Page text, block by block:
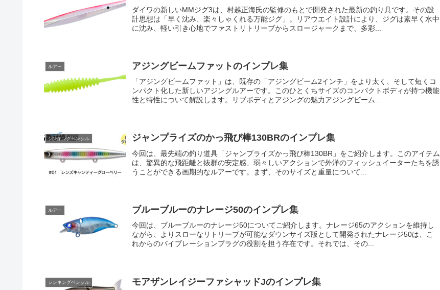
ダイワの新しいMMジグ3は、村越正海氏の監修のもとで開発された最新の釣り具です。その設
計思想は「早く沈み、楽々しゃくれる万能ジグ」。リアウエイト設計により、ジグは素早く水中
に沈み、軽い引き心地でファストリトリーブからスロージャークまで、多彩...
ルアー アジングビームファットのインプレ集
「アジングビームファット」は、既存の「アジングビーム2インチ」をより太く、そして短くコ
ンパクト化した新しいアジングルアーです。このひとくちサイズのコンパクトボディが持つ機能
性と特性について解説します。リブボディとアジングの魅力アジングビーム...
シンキングペンシル ジャンプライズのかっ飛び棒130BRのインプレ集
今回は、最先端の釣り道具「ジャンプライズかっ飛び棒130BR」をご紹介します。このアイテム
は、驚異的な飛距離と抜群の安定感、弱々しいアクションで外洋のフィッシュイーターたちを誘
うことができる画期的なルアーです。まず、そのサイズと重量について...
ルアー ブルーブルーのナレージ50のインプレ集
今回は、ブルーブルーのナレージ50についてご紹介します。ナレージ65のアクションを維持し
ながら、よりスローなリトリーブが可能なダウンサイズ版として開発されたナレージ50は、こ
れからのバイブレーションプラグの役割を担う存在です。それでは、その...
シンキングペンシル モアザンレイジーファシャッドJのインプレ集